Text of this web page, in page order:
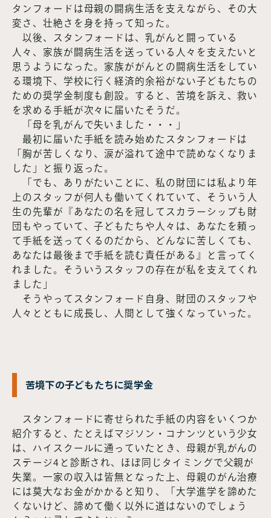
タンフォードは母親の闘病生活を支えながら、その大
変さ、壮絶さを身を持って知った。
以後、スタンフォードは、乳がんと闘っている
人々、家族が闘病生活を送っている人々を支えたいと
思うようになった。家族ががんとの闘病生活をしてい
る環境下、学校に行く経済的余裕がない子どもたちの
ための奨学金制度も創設。すると、苦境を訴え、救い
を求める手紙が次々に届いたそうだ。
「母を乳がんで失いました・・・」
最初に届いた手紙を読み始めたスタンフォードは
「胸が苦しくなり、涙が溢れて途中で読めなくなりま
した」と振り返った。
「でも、ありがたいことに、私の財団には私より年
上のスタッフが何人も働いてくれていて、そういう人
生の先輩が『あなたの名を冠してスカラーシップも財
団もやっていて、子どもたちや人々は、あなたを頼っ
て手紙を送ってくるのだから、どんなに苦しくても、
あなたは最後まで手紙を読む責任がある』と言ってく
れました。そういうスタッフの存在が私を支えてくれ
ました」
そうやってスタンフォード自身、財団のスタッフや
人々とともに成長し、人間として強くなっていった。
苦境下の子どもたちに奨学金
スタンフォードに寄せられた手紙の内容をいくつか
紹介すると、たとえばマジソン・コナンツという少女
は、ハイスクールに通っていたとき、母親が乳がんの
ステージ4と診断され、ほぼ同じタイミングで父親が
失業。一家の収入は皆無となった上、母親のがん治療
には莫大なお金がかかると知り、「大学進学を諦めた
くないけど、諦めて働く以外に道はないのでしょう